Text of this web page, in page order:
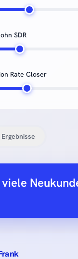
SDR
Rate Closer